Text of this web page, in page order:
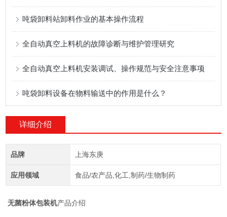
吨袋卸料站卸料作业的基本操作流程
全自动真空上料机的故障诊断与维护管理研究
全自动真空上料机安装调试、操作规范与安全注意事项
吨袋卸料设备在物料输送中的作用是什么？
详细介绍
品牌 上海东庚
应用领域 食品/农产品,化工,制药/生物制药
无菌粉体包装机产品介绍